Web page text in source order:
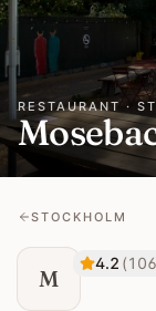
RESTAURANT ·
STOCKHOLM
M
4.2 (